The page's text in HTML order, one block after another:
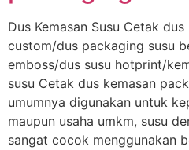
Dus Kemasan Susu Cetak dus
custom/dus packaging susu
emboss/dus susu hotprint/
susu Cetak dus kemasan
umumnya digunakan untuk
maupun usaha umkm, susu
sangat cocok menggunakan